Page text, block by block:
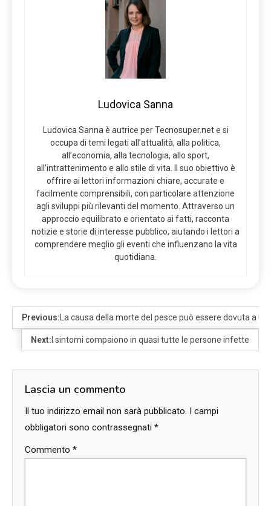
Ludovica Sanna
Ludovica Sanna è autrice per Tecnosuper.net e si
occupa di temi legati all’attualità, alla politica,
all’economia, alla tecnologia, allo sport,
all’intrattenimento e allo stile di vita. Il suo obiettivo è
offrire ai lettori informazioni chiare, accurate e
facilmente comprensibili, con particolare attenzione
agli sviluppi più rilevanti del momento. Attraverso un
approccio equilibrato e orientato ai fatti, racconta
notizie e storie di interesse pubblico, aiutando i lettori a
comprendere meglio gli eventi che influenzano la vita
quotidiana.
Previous:La causa della morte del pesce può essere dovuta a
Next: I sintomi compaiono in quasi tutte le persone infette
Lascia un commento
Il tuo indirizzo email non sarà pubblicato.
I campi
obbligatori sono contrassegnati *
Commento *